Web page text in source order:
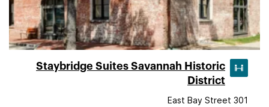
Staybridge Suites Savannah Historic
District
301 East Bay Street